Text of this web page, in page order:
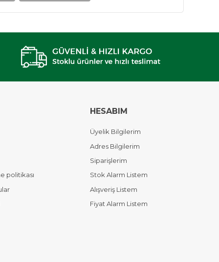
politikası
HESABIM
Üyelik Bilgilerim
Adres Bilgilerim
Siparişlerim
Stok Alarm Listem
Alışveriş Listem
Fiyat Alarm Listem